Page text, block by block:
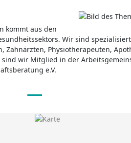
kommt aus den
Wir sind
Zahnärzten, Physiotherapeuten,
wir Mitglied in der
e.V.